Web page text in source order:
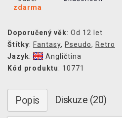
zdarma
Doporučený věk: Od 12 let
Štítky: Fantasy, Pseudo, Retro
Jazyk:
Angličtina
Kód produktu: 10771
Popis Diskuze (20)